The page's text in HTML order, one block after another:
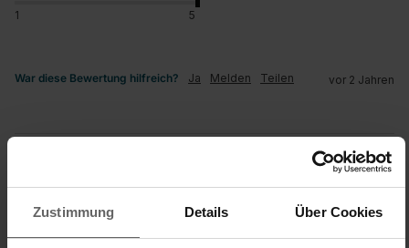
Zustimmung Details Über Cookies
1 5
War diese Bewertung hilfreich? Ja Melden Teilen vor 2 Jahren